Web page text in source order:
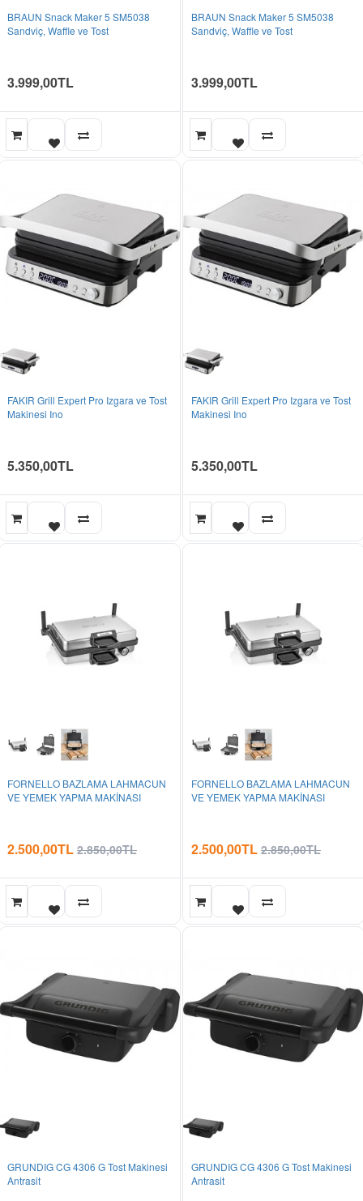
BRAUN Snack Maker 5 SM5038
Sandviç, Waffle ve Tost
3.999,00TL
BRAUN Snack Maker 5 SM5038
Sandviç, Waffle ve Tost
3.999,00TL
FAKIR Grill Expert Pro Izgara ve Tost
Makinesi Ino
5.350,00TL
FAKIR Grill Expert Pro Izgara ve Tost
Makinesi Ino
5.350,00TL
FORNELLO BAZLAMA LAHMACUN
VE YEMEK YAPMA MAKİNASI
2.500,00TL 2.850,00TL
FORNELLO BAZLAMA LAHMACUN
VE YEMEK YAPMA MAKİNASI
2.500,00TL 2.850,00TL
GRUNDIG CG 4306 G Tost Makinesi
Antrasit
GRUNDIG CG 4306 G Tost Makinesi
Antrasit